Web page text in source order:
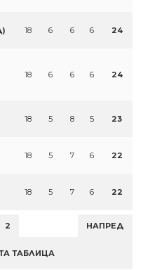
18 6 6 6 24
18 6 6 6 24
18 5 8 5 23
18 5 7 6 22
18 5 7 6 22
2 НАПРЕД
ТАБЛИЦА